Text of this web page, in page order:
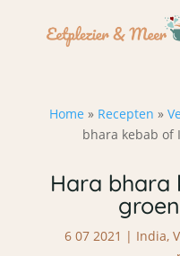
Home » Recepten »
bhara kebab of
Hara bhara
6 07 2021 | India,